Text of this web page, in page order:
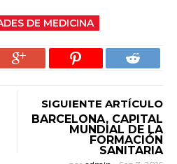
DE MEDICINA
SIGUIENTE ARTÍCULO
BARCELONA, CAPITAL
MUNDIAL DE LA
FORMACIÓN
SANITARIA